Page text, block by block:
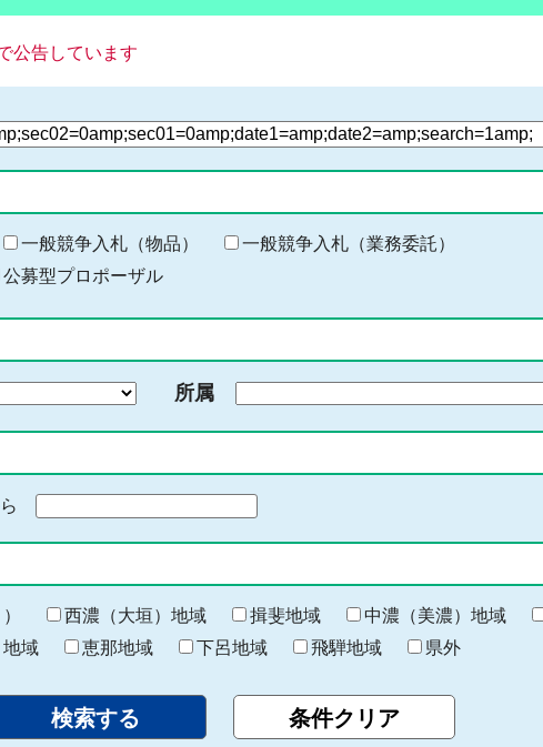
公告しています
一般競争入札（物品）
一般競争入札（業務委託）
公募型プロポーザル
所属
終
わ
り
西濃（大垣）地域 揖斐地域 中濃（美濃）地域
域 恵那地域 下呂地域 飛騨地域 県外